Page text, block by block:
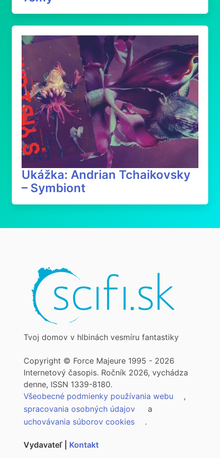
Ukážka: Andrian Tchaikovsky
– Symbiont
Tvoj domov v hlbinách vesmíru fantastiky
Copyright © Force Majeure 1995 - 2026
Internetový časopis. Ročník 2026, vychádza
denne, ISSN 1339-8180.
Všeobecné podmienky používania webu
,
spracovania osobných údajov
a
uchovávania súborov cookies
.
Vydavateľ | Kontakt